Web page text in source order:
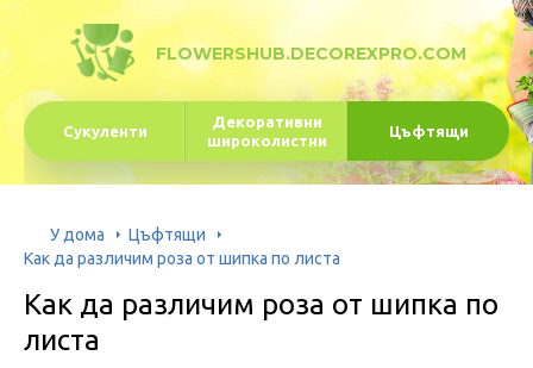
FLOWERSHUB.DECOREXPRO.COM
Сукуленти
Декоративни
широколистни
Цъфтящи
У дома
Цъфтящи
Как да различим роза от шипка по листа
Как да различим роза от шипка по
листа